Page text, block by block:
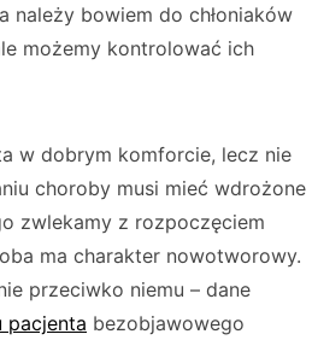
należy bowiem do chłoniaków
możemy kontrolować ich
w dobrym komforcie, lecz nie
choroby musi mieć wdrożone
zwlekamy z rozpoczęciem
ma charakter nowotworowy.
przeciwko niemu – dane
pacjenta bezobjawowego